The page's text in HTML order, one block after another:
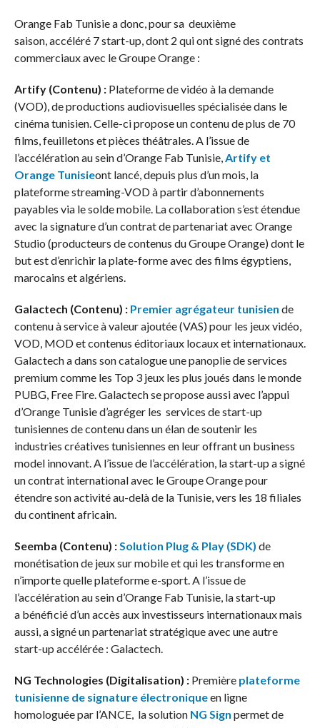
Orange Fab Tunisie a donc, pour sa deuxième
saison, accéléré 7 start-up, dont 2 qui ont signé des contrats
commerciaux avec le Groupe Orange :
Artify (Contenu) : Plateforme de vidéo à la demande
(VOD), de productions audiovisuelles spécialisée dans le
cinéma tunisien. Celle-ci propose un contenu de plus de 70
films, feuilletons et pièces théâtrales. A l’issue de
l’accélération au sein d’Orange Fab Tunisie,Artify et
Orange Tunisieont lancé, depuis plus d’un mois, la
plateforme streaming-VOD à partir d’abonnements
payables via le solde mobile. La collaboration s’est étendue
avec la signature d’un contrat de partenariat avec Orange
Studio (producteurs de contenus du Groupe Orange) dont le
but est d’enrichir la plate-forme avec des films égyptiens,
marocains et algériens.
Galactech (Contenu) : Premier agrégateur tunisien de
contenu à service à valeur ajoutée (VAS) pour les jeux vidéo,
VOD, MOD et contenus éditoriaux locaux et internationaux.
Galactech a dans son catalogue une panoplie de services
premium comme les Top 3 jeux les plus joués dans le monde
PUBG, Free Fire. Galactech se propose aussi avec l’appui
d’Orange Tunisie d’agréger les services de start-up
tunisiennes de contenu dans un élan de soutenir les
industries créatives tunisiennes en leur offrant un business
model innovant. A l’issue de l’accélération, la start-up a signé
un contrat international avec le Groupe Orange pour
étendre son activité au-delà de la Tunisie, vers les 18 filiales
du continent africain.
Seemba (Contenu) :Solution Plug & Play (SDK) de
monétisation de jeux sur mobile et qui les transforme en
n’importe quelle plateforme e-sport. A l’issue de
l’accélération au sein d’Orange Fab Tunisie, la start-up
a bénéficié d’un accès aux investisseurs internationaux mais
aussi, a signé un partenariat stratégique avec une autre
start-up accélérée : Galactech.
NG Technologies (Digitalisation) : Première plateforme
tunisienne de signature électroniqueen ligne
homologuée par l’ANCE, la solution NG Sign permet de